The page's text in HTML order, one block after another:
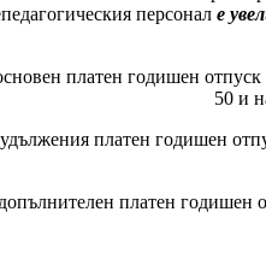
персонал е
платен годишен
50 и
платен годишен
платен годишен